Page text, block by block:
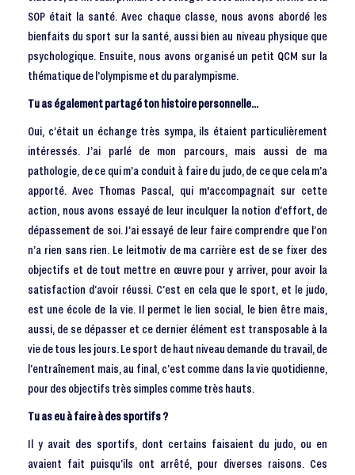
SOP était la santé. Avec chaque classe, nous avons abordé les
bienfaits du sport sur la santé, aussi bien au niveau physique que
psychologique. Ensuite, nous avons organisé un petit QCM sur la
thématique de l’olympisme et du paralympisme.
Tu as également partagé ton histoire personnelle…
Oui, c’était un échange très sympa, ils étaient particulièrement
intéressés. J’ai parlé de mon parcours, mais aussi de ma
pathologie, de ce qui m’a conduit à faire du judo, de ce que cela m’a
apporté. Avec Thomas Pascal, qui m'accompagnait sur cette
action, nous avons essayé de leur inculquer la notion d’effort, de
dépassement de soi. J’ai essayé de leur faire comprendre que l’on
n’a rien sans rien. Le leitmotiv de ma carrière est de se fixer des
objectifs et de tout mettre en œuvre pour y arriver, pour avoir la
satisfaction d’avoir réussi. C’est en cela que le sport, et le judo,
est une école de la vie. Il permet le lien social, le bien être mais,
aussi, de se dépasser et ce dernier élément est transposable à la
vie de tous les jours. Le sport de haut niveau demande du travail, de
l’entraînement mais, au final, c’est comme dans la vie quotidienne,
pour des objectifs très simples comme très hauts.
Tu as eu à faire à des sportifs ?
Il y avait des sportifs, dont certains faisaient du judo, ou en
avaient fait puisqu’ils ont arrêté, pour diverses raisons. Ces